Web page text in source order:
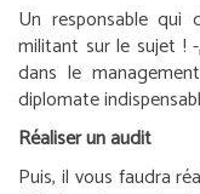
Un responsable
militant sur le sujet !
dans le
diplomate
Réaliser un audit
Puis, il vous faudra